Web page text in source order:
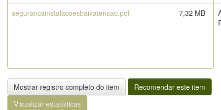
segurancainstalacoesbaixatensao.pdf
7,32 MB
Mostrar registro completo do item
Recomendar este item
Visualizar estatísticas